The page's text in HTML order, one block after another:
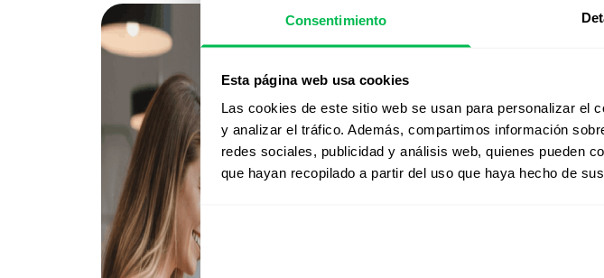
Consentimiento
Esta página web usa cookies
Las cookies de este sitio web se usan para personalizar el
y analizar el tráfico. Además, compartimos información
redes sociales, publicidad y análisis web, quienes pueden
que hayan recopilado a partir del uso que haya hecho de